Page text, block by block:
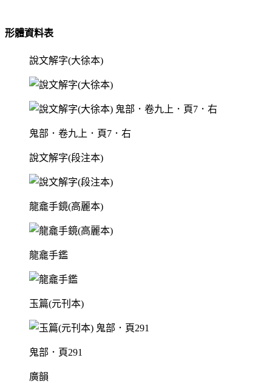
形體資料表
說文解字(大徐本)
鬼部．卷九上．頁7．右
說文解字(段注本)
龍龕手鏡(高麗本)
龍龕手鑑
玉篇(元刊本)
鬼部．頁291
廣韻